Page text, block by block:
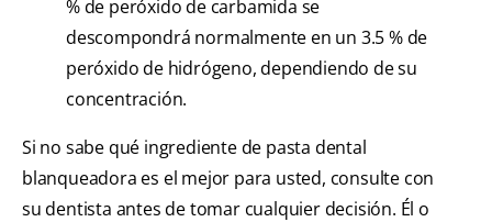
% de peróxido de carbamida se
descompondrá normalmente en un 3.5 % de
peróxido de hidrógeno, dependiendo de su
concentración.
Si no sabe qué ingrediente de pasta dental
blanqueadora es el mejor para usted, consulte con
su dentista antes de tomar cualquier decisión. Él o